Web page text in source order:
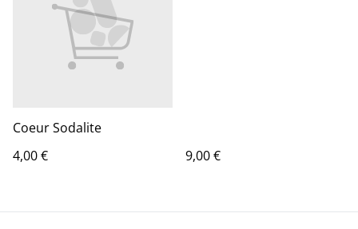
Coeur Sodalite
4,00 €
9,00 €